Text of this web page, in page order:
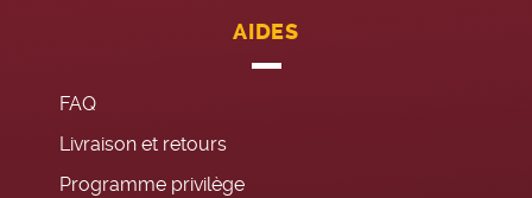
AIDES
FAQ
Livraison et retours
Programme privilège